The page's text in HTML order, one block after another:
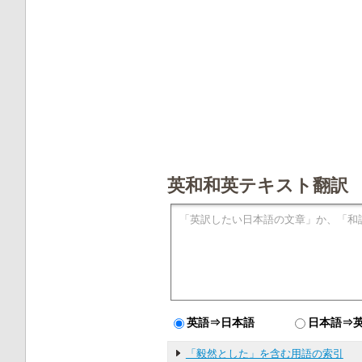
英和和英テキスト翻訳
英語⇒日本語 日本語⇒
「毅然とした」を含む用語の索引